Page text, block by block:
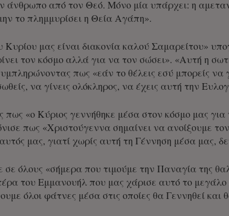
άνθρωπο από τον Θεό. Μόνο μία υπάρχει: η
το πλημμυρίσει η Θεία Αγάπη».
Κυρίου μας είναι διακονία καλού Σαμαρείτου»
τον κόσμο αλλά για να τον σώσει». «Αυτή η
πως «εάν το θέλεις εσύ μπορείς να
να γίνεις ολόκληρος, να έχεις αυτή την
πως «ο Κύριος γεννήθηκε μέσα στον κόσμο μας
πως «Χριστούγεννα σημαίνει να ανοίξουμε
μας, γιατί χωρίς αυτή τη Γέννηση μέσα
σε όλους «σήμερα που τιμούμε την Παναγία της
του Εμμανουήλ που μας χάρισε αυτό το
όλοι φάτνες μέσα στις οποίες θα Γεννηθεί